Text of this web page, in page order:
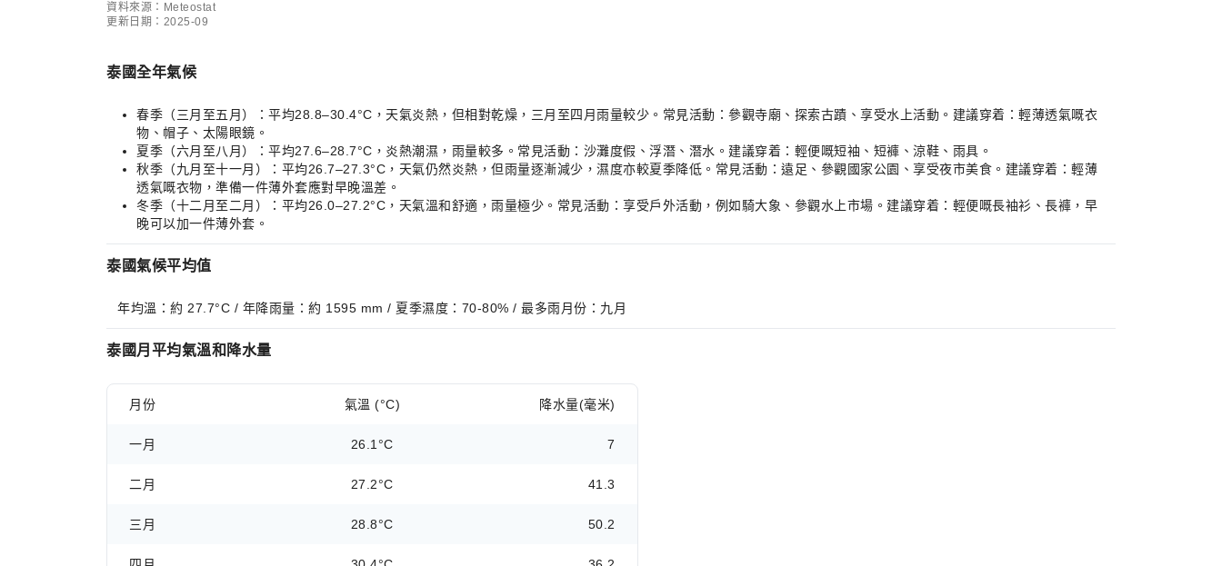
資料來源：Meteostat
更新日期：2025-09
泰國全年氣候
春季（三月至五月）：平均28.8–30.4°C，天氣炎熱，但相對乾燥，三月至四月雨量較少。常見活動：參觀寺廟、探索古蹟、享受水上活動。建議穿着：輕薄透氣嘅衣
物、帽子、太陽眼鏡。
夏季（六月至八月）：平均27.6–28.7°C，炎熱潮濕，雨量較多。常見活動：沙灘度假、浮潛、潛水。建議穿着：輕便嘅短袖、短褲、涼鞋、雨具。
秋季（九月至十一月）：平均26.7–27.3°C，天氣仍然炎熱，但雨量逐漸減少，濕度亦較夏季降低。常見活動：遠足、參觀國家公園、享受夜市美食。建議穿着：輕薄
透氣嘅衣物，準備一件薄外套應對早晚溫差。
冬季（十二月至二月）：平均26.0–27.2°C，天氣溫和舒適，雨量極少。常見活動：享受戶外活動，例如騎大象、參觀水上市場。建議穿着：輕便嘅長袖衫、長褲，早
晚可以加一件薄外套。
泰國氣候平均值
年均溫：約 27.7°C / 年降雨量：約 1595 mm / 夏季濕度：70-80% / 最多雨月份：九月
泰國月平均氣溫和降水量
月份 氣溫 (°C) 降水量(毫米)
一月 26.1°C 7
二月 27.2°C 41.3
三月 28.8°C 50.2